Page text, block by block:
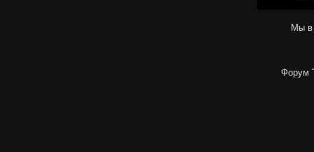
Мы в
Форум